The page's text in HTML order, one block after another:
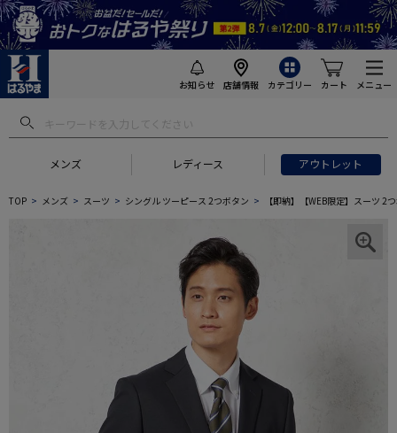
お知らせ 店舗情報 カテゴリー カート メニュー
メンズ レディース アウトレット
TOP メンズ スーツ シングル ツーピース 2つボタン 【即納】【WEB限定】スーツ 2